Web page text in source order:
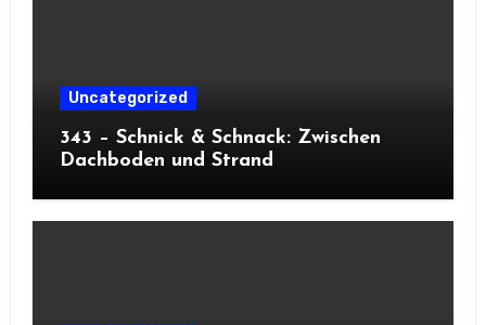
Uncategorized
343 – Schnick & Schnack: Zwischen
Dachboden und Strand